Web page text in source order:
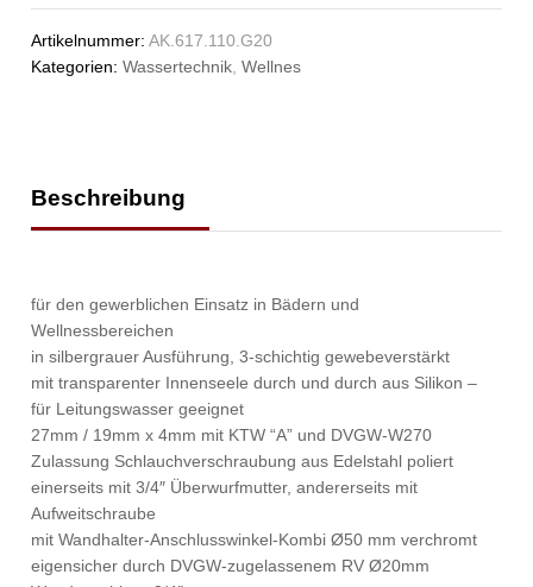
Artikelnummer:AK.617.110.G20
Kategorien:Wassertechnik,Wellnes
Beschreibung
für den gewerblichen Einsatz in Bädern und
Wellnessbereichen
in silbergrauer Ausführung, 3-schichtig gewebeverstärkt
mit transparenter Innenseele durch und durch aus Silikon –
für Leitungswasser geeignet
27mm / 19mm x 4mm mit KTW “A” und DVGW-W270
Zulassung Schlauchverschraubung aus Edelstahl poliert
einerseits mit 3/4″ Überwurfmutter, andererseits mit
Aufweitschraube
mit Wandhalter-Anschlusswinkel-Kombi Ø50 mm verchromt
eigensicher durch DVGW-zugelassenem RV Ø20mm